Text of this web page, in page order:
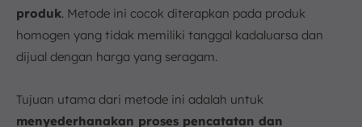
produk. Metode ini cocok diterapkan pada produk
homogen yang tidak memiliki tanggal kadaluarsa dan
dijual dengan harga yang seragam.
Tujuan utama dari metode ini adalah untuk
menyederhanakan proses pencatatan dan